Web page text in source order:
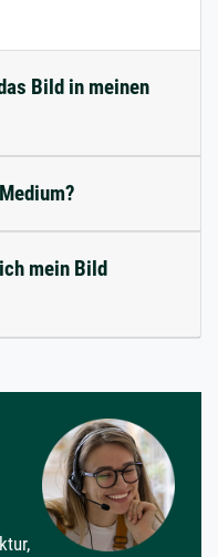
Bild in meinen
mein Bild